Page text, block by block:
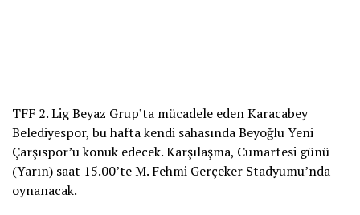
TFF 2. Lig Beyaz Grup’ta mücadele eden Karacabey
Belediyespor, bu hafta kendi sahasında Beyoğlu Yeni
Çarşıspor’u konuk edecek. Karşılaşma, Cumartesi günü
(Yarın) saat 15.00’te M. Fehmi Gerçeker Stadyumu’nda
oynanacak.